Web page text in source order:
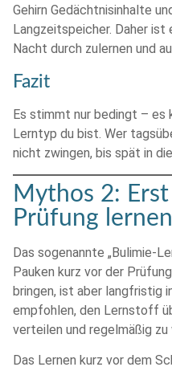
Gehirn Gedächtnisinhalte
Langzeitspeicher. Daher
Nacht durch zulernen und
Fazit
Es stimmt nur bedingt – es
Lerntyp du bist. Wer
nicht zwingen, bis spät in
Mythos 2:
Prüfung
Das sogenannte „Bulimie-
Pauken kurz vor der
bringen, ist aber langfristig
empfohlen, den Lernstoff
verteilen und regelmäßig zu
Das Lernen kurz vor dem